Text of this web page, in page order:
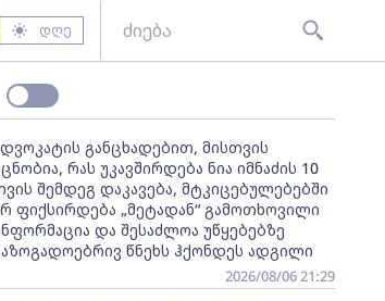
დღე
განცხადებით, მისთვის
რას უკავშირდება ნია იმნაძის 10
შემდეგ დაკავება, მტკიცებულებებში
ფიქსირდება „მეტადან“ გამოთხოვილი
და შესაძლოა უწყებებზე
წნეხს ჰქონდეს ადგილი
2026/08/06 21:29